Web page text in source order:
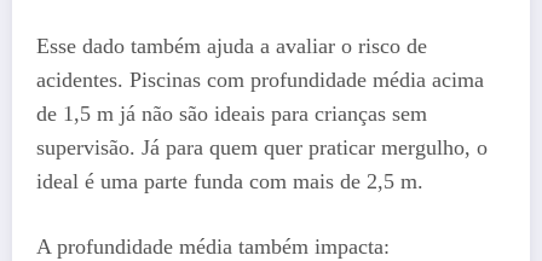
Esse dado também ajuda a avaliar o risco de
acidentes. Piscinas com profundidade média acima
de 1,5 m já não são ideais para crianças sem
supervisão. Já para quem quer praticar mergulho, o
ideal é uma parte funda com mais de 2,5 m.
A profundidade média também impacta: